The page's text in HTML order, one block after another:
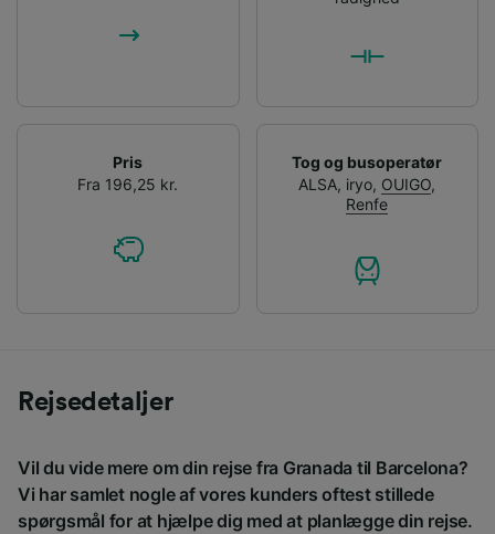
Pris
Fra 196,25 kr.
Tog og busoperatør
ALSA, iryo, OUIGO,
Renfe
Rejsedetaljer
Vil du vide mere om din rejse fra Granada til Barcelona?
Vi har samlet nogle af vores kunders oftest stillede
spørgsmål for at hjælpe dig med at planlægge din rejse.